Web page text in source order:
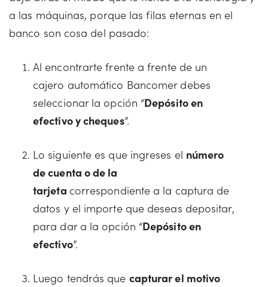
a las máquinas, porque las filas eternas en el
banco son cosa del pasado:
Al encontrarte frente a frente de un
cajero automático Bancomer debes
seleccionar la opción “Depósito en
efectivo y cheques”.
Lo siguiente es que ingreses el número
de cuenta o de la
tarjeta correspondiente a la captura de
datos y el importe que deseas depositar,
para dar a la opción “Depósito en
efectivo”.
Luego tendrás que capturar el motivo